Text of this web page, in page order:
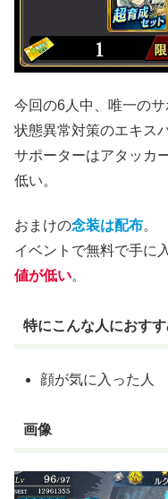
今回の6人中、唯一のサ
状態異常対策のエキス
サポーターはアタッカ
低い。
おまけの念装は配布。
イベントで無料で手に
値が低い。
特にこんな人におす
顔が気に入った人
画像